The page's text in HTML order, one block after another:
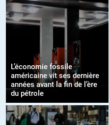
L’économie fossile
américaine vit ses dernière
années avant la fin de l’ère
du pétrole